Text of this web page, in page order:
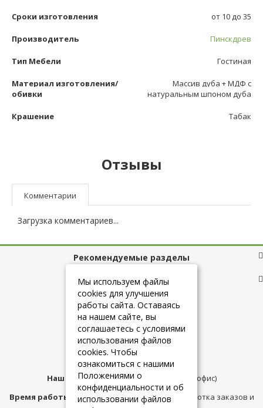
Сроки изготовления от 10 до 35
Производитель Пинскдрев
Тип Мебели Гостиная
Материал изготовления/
обивки
Массив дуба + МДФ с
натуральным шпоном дуба
Крашение Табак
Отзывы
Комментарии
Загрузка комментариев...
Рекомендуемые разделы
Полезные ссылки
+7 (925) 084-10-60
Наш адрес:Москва,ул.Плещеева д.12 (офис)
Время работы магазина:с 10:00 до 21:00 (обработка заказов и
Мы используем файлы
cookies для улучшения
работы сайта. Оставаясь
на нашем сайте, вы
соглашаетесь с условиями
использования файлов
cookies. Чтобы
ознакомиться с нашими
Положениями о
конфиденциальности и об
использовании файлов